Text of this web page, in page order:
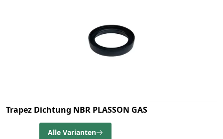
Trapez Dichtung NBR PLASSON GAS
Alle Varianten